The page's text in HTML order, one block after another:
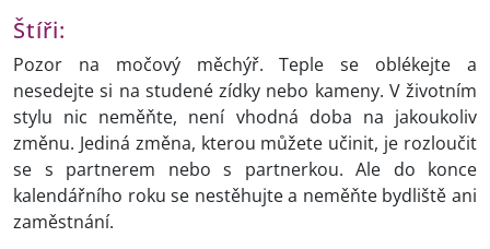
Štíři:
Pozor na močový měchýř. Teple se oblékejte a
nesedejte si na studené zídky nebo kameny. V životním
stylu nic neměňte, není vhodná doba na jakoukoliv
změnu. Jediná změna, kterou můžete učinit, je rozloučit
se s partnerem nebo s partnerkou. Ale do konce
kalendářního roku se nestěhujte a neměňte bydliště ani
zaměstnání.